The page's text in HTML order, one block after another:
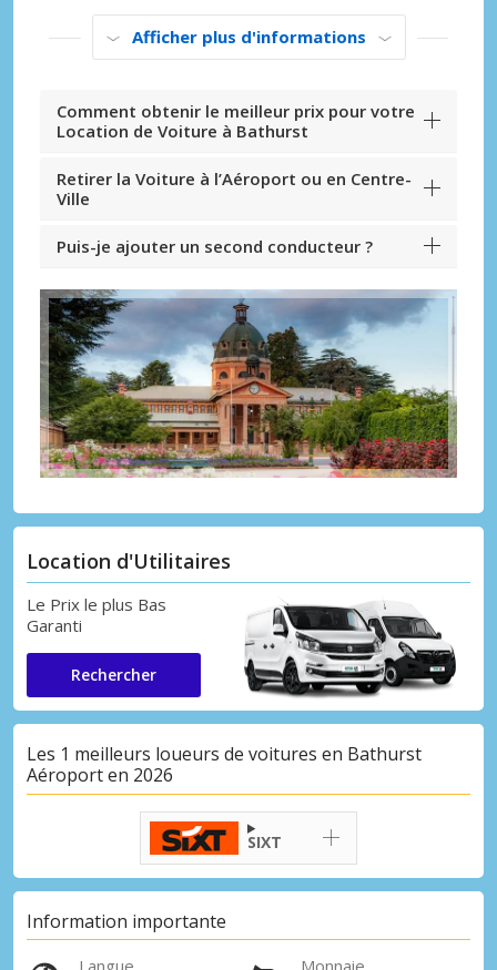
Afficher plus d'informations
Comment obtenir le meilleur prix pour votre
Location de Voiture à Bathurst
Retirer la Voiture à l’Aéroport ou en Centre-
Ville
Puis-je ajouter un second conducteur ?
Location d'Utilitaires
Le Prix le plus Bas
Garanti
Rechercher
Les 1 meilleurs loueurs de voitures en Bathurst
Aéroport en 2026
SIXT
Information importante